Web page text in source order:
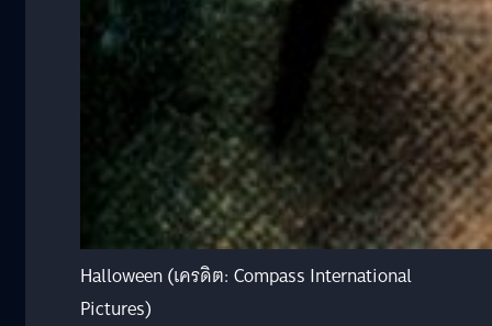
Halloween (เครดิต: Compass International
Pictures)